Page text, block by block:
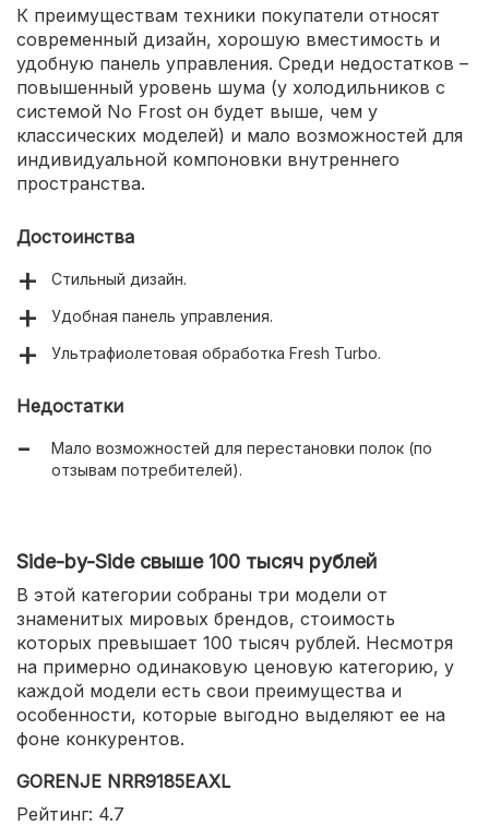
К преимуществам техники покупатели относят
современный дизайн, хорошую вместимость и
удобную панель управления. Среди недостатков –
повышенный уровень шума (у холодильников с
системой No Frost он будет выше, чем у
классических моделей) и мало возможностей для
индивидуальной компоновки внутреннего
пространства.
Достоинства
Стильный дизайн.
Удобная панель управления.
Ультрафиолетовая обработка Fresh Turbo.
Недостатки
Мало возможностей для перестановки полок (по
отзывам потребителей).
Side-by-Side свыше 100 тысяч рублей
В этой категории собраны три модели от
знаменитых мировых брендов, стоимость
которых превышает 100 тысяч рублей. Несмотря
на примерно одинаковую ценовую категорию, у
каждой модели есть свои преимущества и
особенности, которые выгодно выделяют ее на
фоне конкурентов.
GORENJE NRR9185EAXL
Рейтинг: 4.7